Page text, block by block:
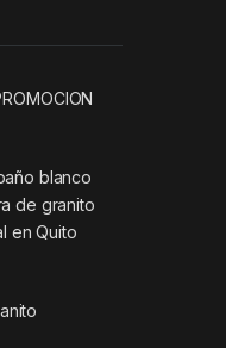
blanco
de granito
en Quito